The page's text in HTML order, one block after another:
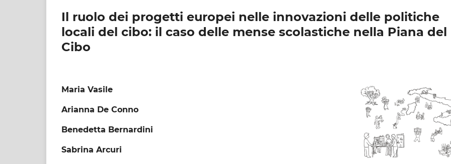
Il ruolo dei progetti europei nelle innovazioni delle politiche
locali del cibo: il caso delle mense scolastiche nella Piana del
Cibo
Maria Vasile
Arianna De Conno
Benedetta Bernardini
Sabrina Arcuri